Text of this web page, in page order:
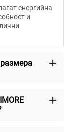
енергийна
и